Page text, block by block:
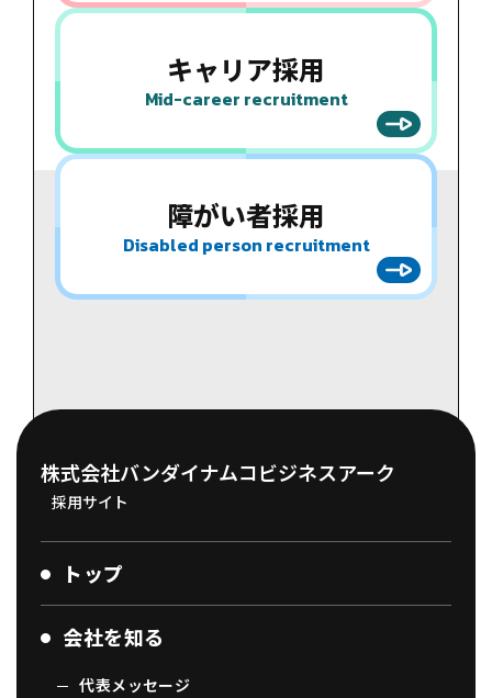
キャリア採用
Mid-career recruitment
障がい者採用
Disabled person recruitment
株式会社バンダイナムコビジネスアーク
採用サイト
トップ
会社を知る
代表メッセージ